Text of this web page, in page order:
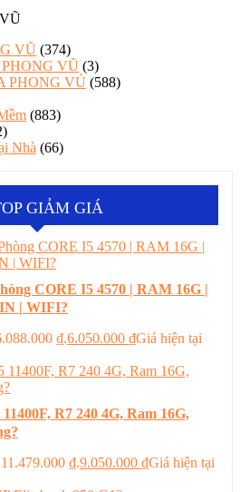
VŨ (374)
VŨ (3)
PHONG VỦ (588)
(883)
Nhà (66)
GIẢM GIÁ
CORE I5 4570 | RAM 16G |
| WIFI?
₫.6.050.000 ₫Giá hiện tại
R7 240 4G, Ram 16G,
₫.9.050.000 ₫Giá hiện tại